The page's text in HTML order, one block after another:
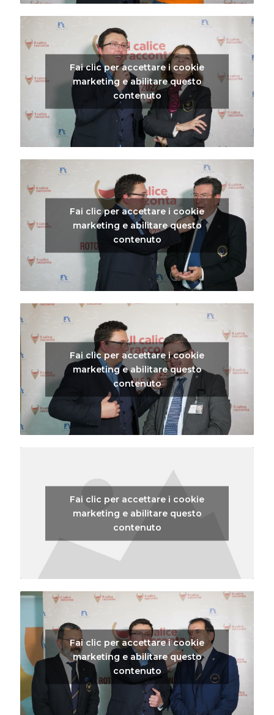
Fai clic per accettare i cookie
marketing e abilitare questo
contenuto
Fai clic per accettare i cookie
marketing e abilitare questo
contenuto
Fai clic per accettare i cookie
marketing e abilitare questo
contenuto
Fai clic per accettare i cookie
marketing e abilitare questo
contenuto
Fai clic per accettare i cookie
marketing e abilitare questo
contenuto